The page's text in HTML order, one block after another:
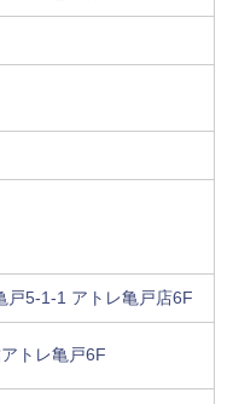
戸5-1-1 アトレ亀戸店6F
トレ亀戸6F